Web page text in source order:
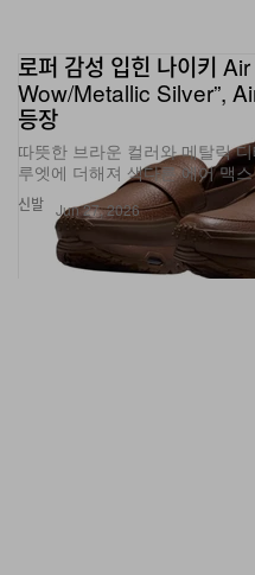
신발
로퍼 감성 입힌 나이키
Wow/Metallic Silver”,
등장
따뜻한 브라운 컬러와 메탈릭
루엣에 더해져 색다른 에어 맥
Jun 27, 2026